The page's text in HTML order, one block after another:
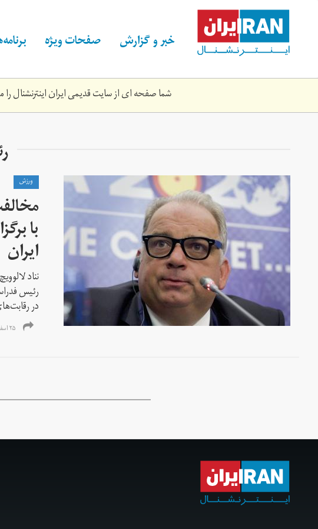
content خبر و گزارش صفحات ویژه
شما صفحه ای از سایت قدیمی ایران اینترنشنال
ورزش
با
ایران
نناد
رئیس
در
۲۵ اسفند ۱۳۹۶